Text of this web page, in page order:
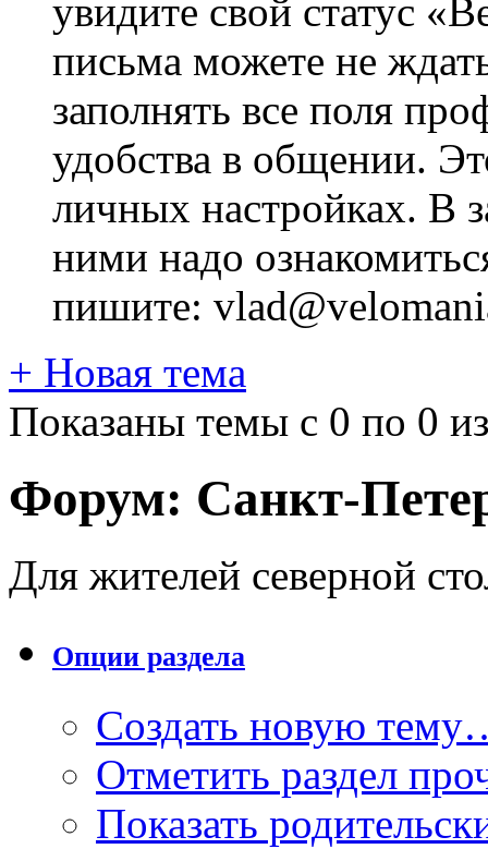
увидите свой статус
письма можете не
заполнять все поля
удобства в общении.
личных настройках. В
ними надо
пишите:
+ Новая тема
Показаны темы с 0 по 0
Форум: Санкт-
Для жителей северной
Опции раздела
Создать новую
Отметить раздел
Показать